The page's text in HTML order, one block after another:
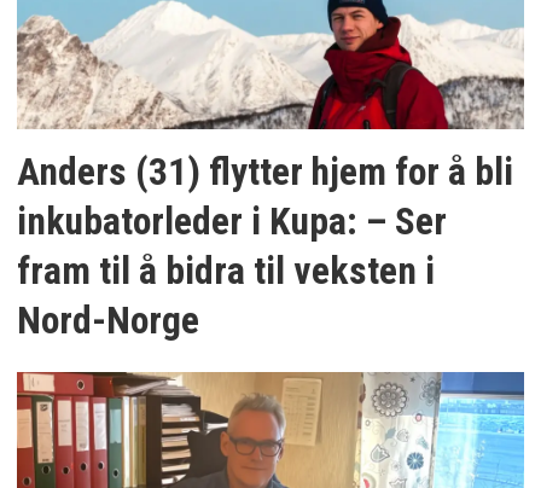
Anders (31) flytter hjem for å bli
inkubatorleder i Kupa: – Ser
fram til å bidra til veksten i
Nord-Norge